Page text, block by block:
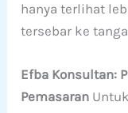
hanya terlihat
tersebar ke
Efba Konsultan:
Pemasaran Untuk